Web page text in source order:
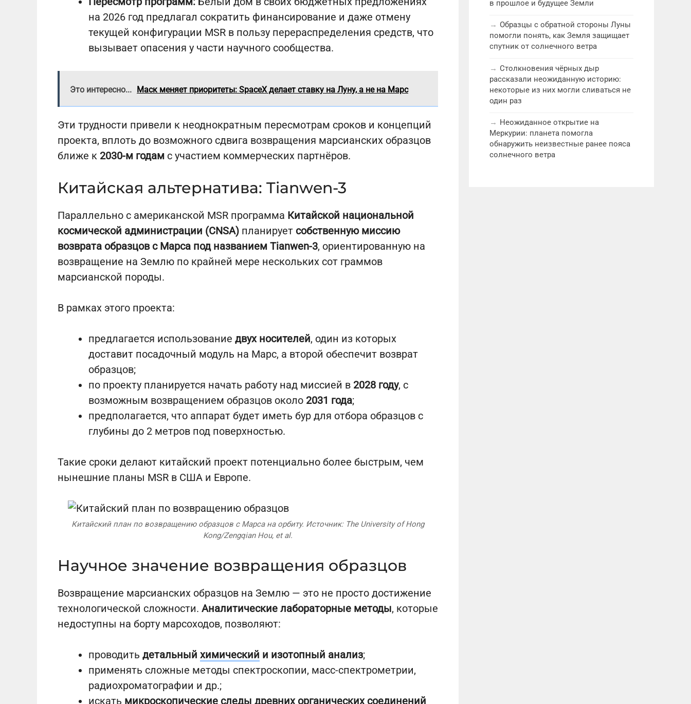
на 2026 год предлагал сократить финансирование и даже отмену
текущей конфигурации MSR в пользу перераспределения средств, что
вызывает опасения у части научного сообщества.
Это интересно... Маск меняет приоритеты: SpaceX делает ставку на Луну, а не на Марс
Эти трудности привели к неоднократным пересмотрам сроков и концепций
проекта, вплоть до возможного сдвига возвращения марсианских образцов
ближе к 2030-м годам с участием коммерческих партнёров.
Китайская альтернатива: Tianwen-3
Параллельно с американской MSR программа Китайской национальной
космической администрации (CNSA) планирует собственную миссию
возврата образцов с Марса под названием Tianwen-3, ориентированную на
возвращение на Землю по крайней мере нескольких сот граммов
марсианской породы.
В рамках этого проекта:
предлагается использование двух носителей, один из которых
доставит посадочный модуль на Марс, а второй обеспечит возврат
образцов;
по проекту планируется начать работу над миссией в 2028 году, с
возможным возвращением образцов около 2031 года;
предполагается, что аппарат будет иметь бур для отбора образцов с
глубины до 2 метров под поверхностью.
Такие сроки делают китайский проект потенциально более быстрым, чем
нынешние планы MSR в США и Европе.
Китайский план по возвращению образцов с Марса на орбиту. Источник: The University of Hong
Kong/Zengqian Hou, et al.
Научное значение возвращения образцов
Возвращение марсианских образцов на Землю — это не просто достижение
технологической сложности. Аналитические лабораторные методы, которые
недоступны на борту марсоходов, позволяют:
проводить детальный химический и изотопный анализ;
применять сложные методы спектроскопии, масс-спектрометрии,
радиохроматографии и др.;
искать микроскопические следы древних органических соединений
в прошлое и будущее Земли
Образцы с обратной стороны Луны
помогли понять, как Земля защищает
спутник от солнечного ветра
Столкновения чёрных дыр
рассказали неожиданную историю:
некоторые из них могли сливаться не
один раз
Неожиданное открытие на
Меркурии: планета помогла
обнаружить неизвестные ранее пояса
солнечного ветра